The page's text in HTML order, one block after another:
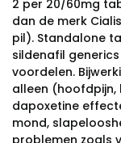
2 per 20/60mg
dan de merk
pil). Standalone
sildenafil
voordelen.
alleen (hoofdpijn,
dapoxetine
mond,
problemen zoals